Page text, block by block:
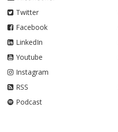
Twitter
Facebook
LinkedIn
Youtube
Instagram
RSS
Podcast